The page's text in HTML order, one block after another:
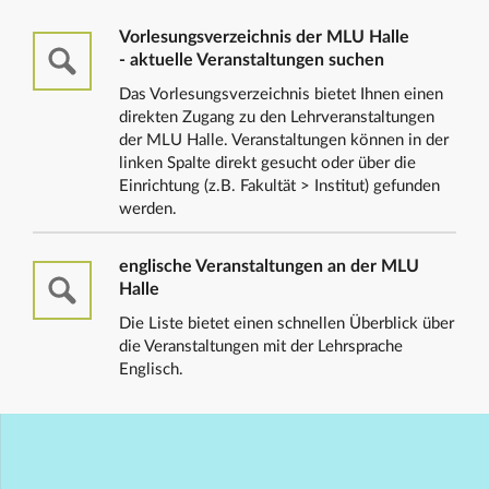
Vorlesungsverzeichnis der MLU Halle
- aktuelle Veranstaltungen suchen
Das Vorlesungsverzeichnis bietet Ihnen einen
direkten Zugang zu den Lehrveranstaltungen
der MLU Halle. Veranstaltungen können in der
linken Spalte direkt gesucht oder über die
Einrichtung (z.B. Fakultät > Institut) gefunden
werden.
englische Veranstaltungen an der MLU
Halle
Die Liste bietet einen schnellen Überblick über
die Veranstaltungen mit der Lehrsprache
Englisch.